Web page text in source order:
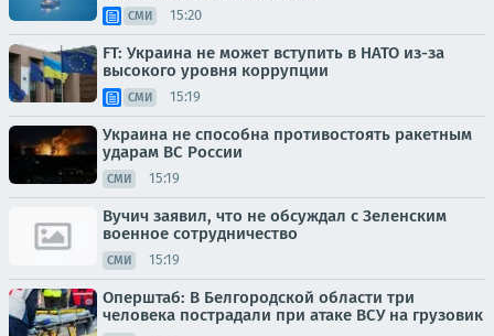
СМИ 15:20
FT: Украина не может вступить в НАТО из-за
высокого уровня коррупции
СМИ 15:19
Украина не способна противостоять ракетным
ударам ВС России
СМИ 15:19
Вучич заявил, что не обсуждал с Зеленским
военное сотрудничество
СМИ 15:19
Оперштаб: В Белгородской области три
человека пострадали при атаке ВСУ на грузовик